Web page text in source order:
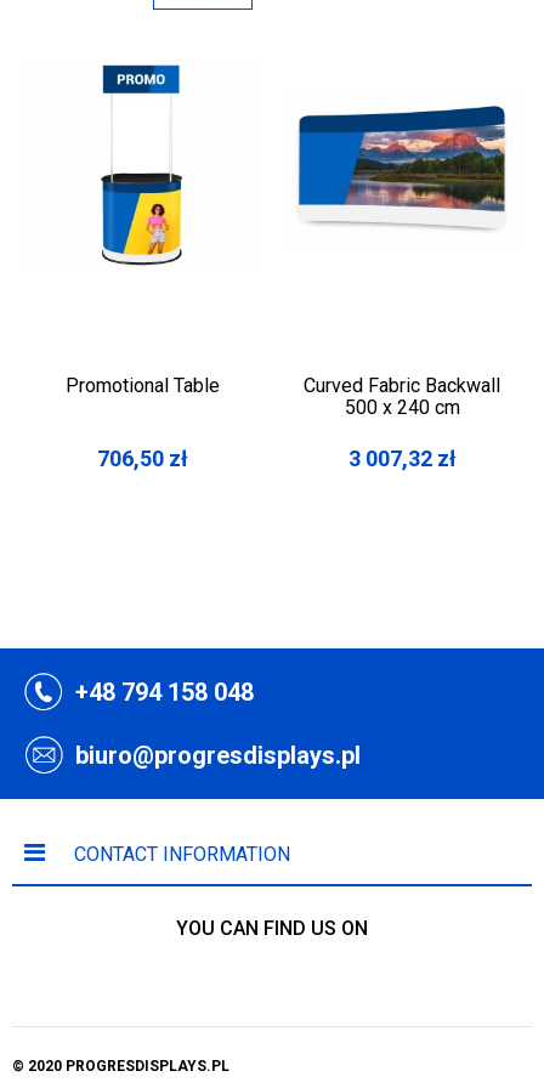
Promotional Table
706,50 zł
Curved Fabric Backwall
500 x 240 cm
3 007,32 zł
+48 794 158 048
biuro@progresdisplays.pl
CONTACT INFORMATION
YOU CAN FIND US ON
© 2020 PROGRESDISPLAYS.PL